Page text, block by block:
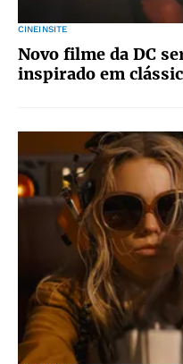
CINEINSITE
Novo filme da DC
inspirado em